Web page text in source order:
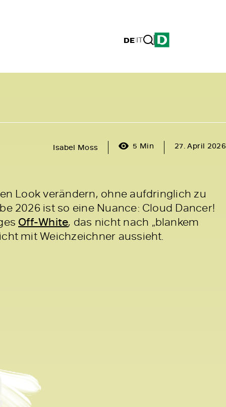
DE|IT
Isabel Moss 5 Min 27. April 2026
Look verändern, ohne aufdringlich zu
2026 ist so eine Nuance: Cloud Dancer!
Off-White, das nicht nach „blankem
mit Weichzeichner aussieht.